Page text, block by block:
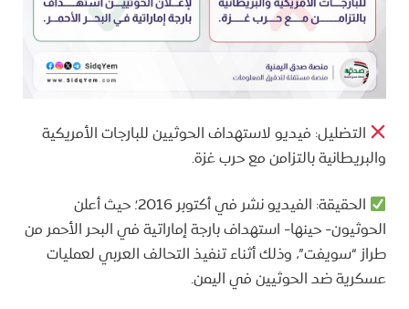
التضليل: فيديو لاستهداف الحوثيين للبارجات الأمريكية
والبريطانية بالتزامن مع حرب غزة.
الحقيقة: الفيديو نشر في أكتوبر 2016؛ حيث أعلن
الحوثيون- حينها- استهداف بارجة إماراتية في البحر الأحمر من
طراز “سويفت”، وذلك أثناء تنفيذ التحالف العربي لعمليات
عسكرية ضد الحوثيين في اليمن.